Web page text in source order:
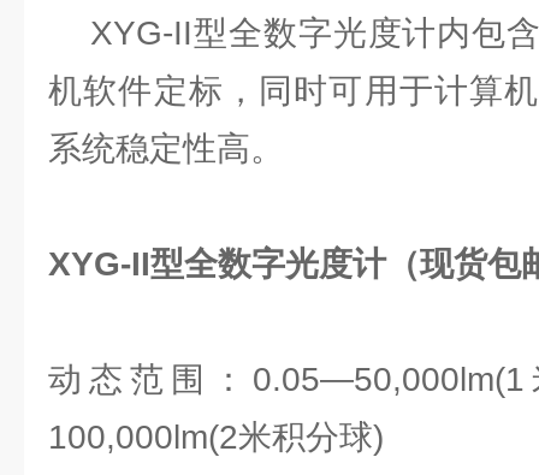
XYG-II型全数字光度计内包
机软件定标，同时可用于计算
系统稳定性高。
XYG-II型全数字光度计（现货包
动态范围：
100,000lm(2米积分球)